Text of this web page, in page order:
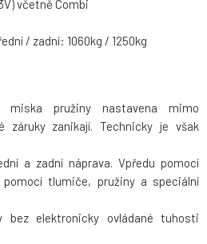
včetně Combi
/ zadní: 1060kg / 1250kg
pružiny nastavena mimo
záruky zanikají. Technicky je však
a zadní náprava. Vpředu pomocí
tlumiče, pružiny a speciální
elektronicky ovládané tuhosti